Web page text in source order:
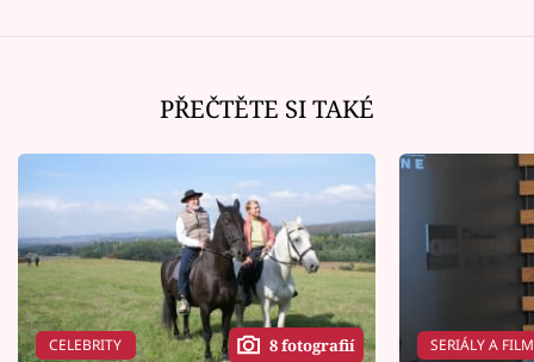
PŘEČTĚTE SI TAKÉ
CELEBRITY 8 fotografií SERIÁLY A